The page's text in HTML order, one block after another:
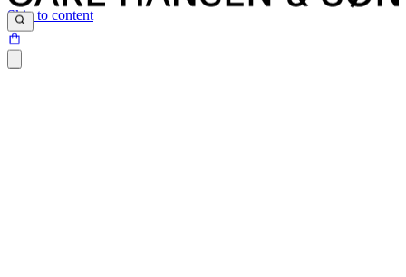
Skip to content